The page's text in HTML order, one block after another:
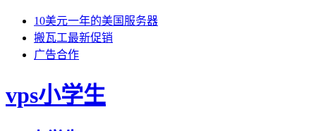
10美元一年的美国服务器
搬瓦工最新促销
广告合作
vps小学生